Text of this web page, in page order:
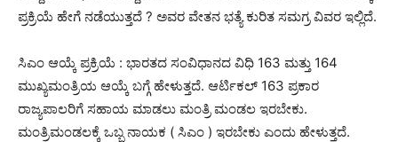
ಪ್ರಕ್ರಿಯೆ ಹೇಗೆ ನಡೆಯುತ್ತದೆ ? ಅವರ ವೇತನ ಭತ್ಯೆ ಕುರಿತ ಸಮಗ್ರ ವಿವರ ಇಲ್ಲಿದೆ.
ಸಿಎಂ ಆಯ್ಕೆ ಪ್ರಕ್ರಿಯೆ : ಭಾರತದ ಸಂವಿಧಾನದ ವಿಧಿ 163 ಮತ್ತು 164
ಮುಖ್ಯಮಂತ್ರಿಯ ಆಯ್ಕೆ ಬಗ್ಗೆ ಹೇಳುತ್ತದೆ. ಆರ್ಟಿಕಲ್ 163 ಪ್ರಕಾರ
ರಾಜ್ಯಪಾಲರಿಗೆ ಸಹಾಯ ಮಾಡಲು ಮಂತ್ರಿ ಮಂಡಲ ಇರಬೇಕು.
ಮಂತ್ರಿಮಂಡಲಕ್ಕೆ ಒಬ್ಬ ನಾಯಕ ( ಸಿಎಂ ) ಇರಬೇಕು ಎಂದು ಹೇಳುತ್ತದೆ.